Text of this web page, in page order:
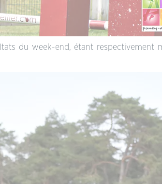
du week-end, étant respectivement